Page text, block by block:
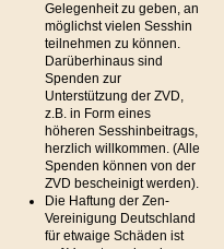
Gelegenheit zu geben, an
möglichst vielen Sesshin
teilnehmen zu können.
Darüberhinaus sind
Spenden zur
Unterstützung der ZVD,
z.B. in Form eines
höheren Sesshinbeitrags,
herzlich willkommen. (Alle
Spenden können von der
ZVD bescheinigt werden).
Die Haftung der Zen-
Vereinigung Deutschland
für etwaige Schäden ist